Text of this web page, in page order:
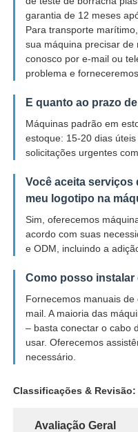
garantia de 12 meses
Para transporte
sua máquina precisar
conosco por e-mail ou
problema e
E quanto ao prazo
Máquinas padrão em
estoque: 15-20 dias
solicitações urgentes
Você aceita serviços
meu logotipo na
Sim, oferecemos
acordo com suas
e ODM, incluindo a
Como posso instalar
Fornecemos manuais
mail. A maioria das
– basta conectar o cabo
usar. Oferecemos
necessário.
Classificações & Revisão:
Avaliação Geral